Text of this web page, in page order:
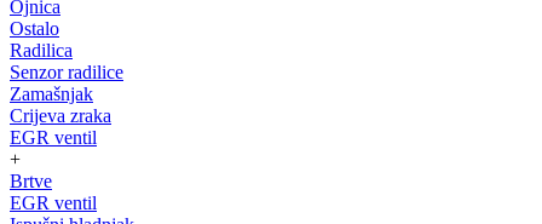
Ojnica
Ostalo
Radilica
Senzor radilice
Zamašnjak
Crijeva zraka
EGR ventil
+
Brtve
EGR ventil